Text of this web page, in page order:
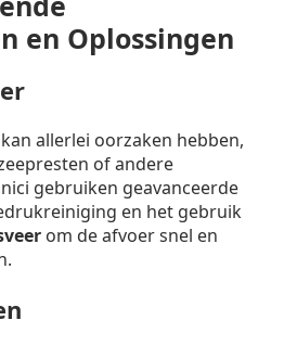
en Oplossingen
kan allerlei oorzaken hebben,
of andere
gebruiken geavanceerde
en het gebruik
om de afvoer snel en